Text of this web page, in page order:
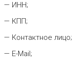
— ИНН;
— КПП;
— Контактное лицо;
— E-Mail;